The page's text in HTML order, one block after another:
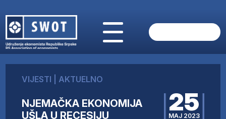
O NAMA
AKTUELNO
ANALIZE
VIJESTI AKTUELNO
NJEMAČKA EKONOMIJA
UŠLA U RECESIJU
25
MAJ 2023